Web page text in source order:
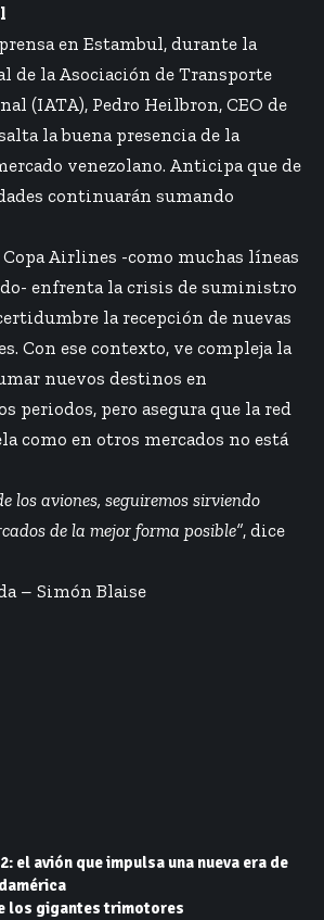
en Estambul, durante la
de la Asociación de Transporte
(IATA), Pedro Heilbron, CEO de
la buena presencia de la
venezolano. Anticipa que de
continuarán sumando
Airlines -como muchas líneas
enfrenta la crisis de suministro
la recepción de nuevas
Con ese contexto, ve compleja la
nuevos destinos en
periodos, pero asegura que la red
como en otros mercados no está
los aviones, seguiremos sirviendo
de la mejor forma posible”, dice
– Simón Blaise
el avión que impulsa una nueva era de
los gigantes trimotores